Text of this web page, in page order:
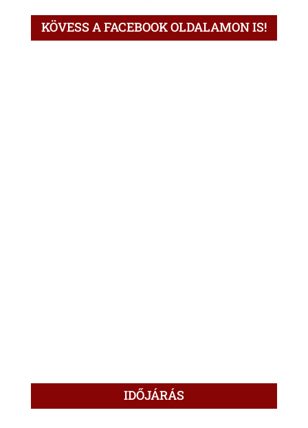
KÖVESS A FACEBOOK OLDALAMON IS!
IDŐJÁRÁS